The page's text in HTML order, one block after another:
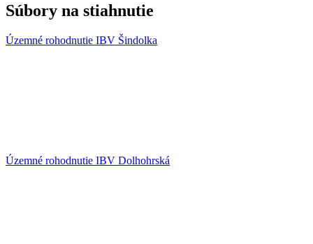
Súbory na stiahnutie
Územné rohodnutie IBV Šindolka
Územné rohodnutie IBV Dolhohrská